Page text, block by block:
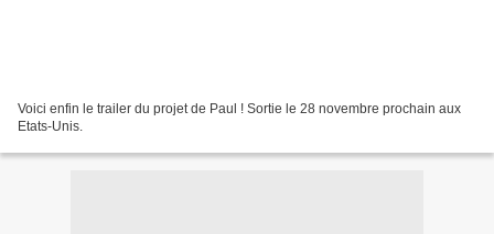
Voici enfin le trailer du projet de Paul ! Sortie le 28 novembre prochain aux
Etats-Unis.